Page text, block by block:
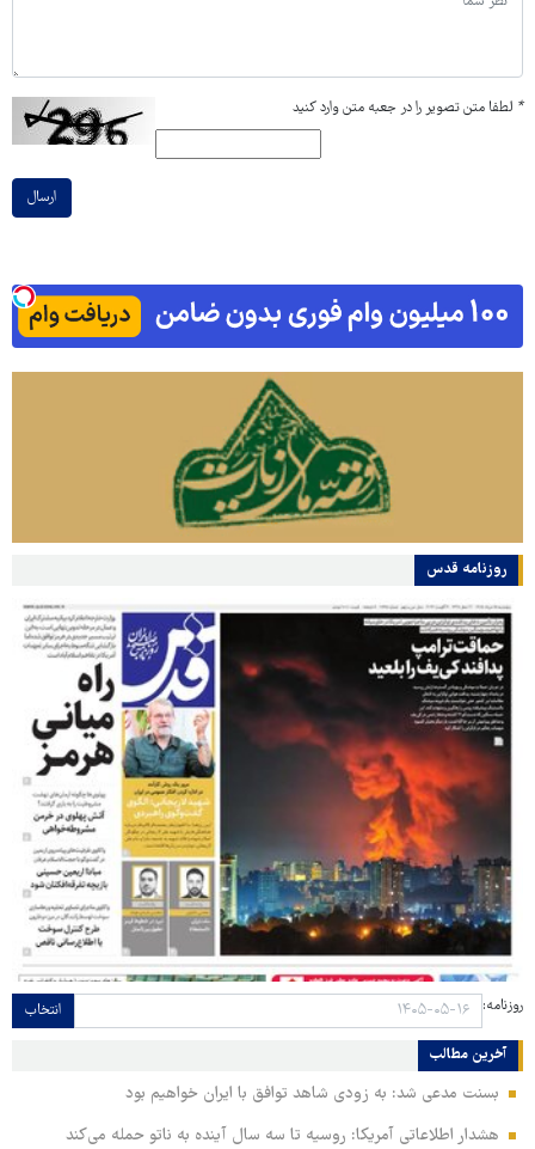
* لطفا متن تصویر را در جعبه متن وارد کنید
ارسال
روزنامه قدس
روزنامه: انتخاب
آخرین مطالب
بسنت مدعی شد: به زودی شاهد توافق با ایران خواهیم بود
هشدار اطلاعاتی آمریکا: روسیه تا سه سال آینده به ناتو حمله می‌کند